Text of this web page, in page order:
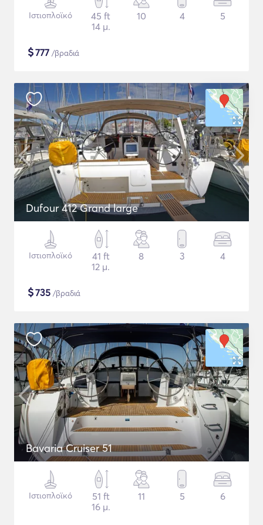
Ιστιοπλοϊκό
45 ft
14 μ.
10 4 5
$777 /βραδιά
Dufour 412 Grand large
Ιστιοπλοϊκό
41 ft
12 μ.
8 3 4
$735 /βραδιά
Bavaria Cruiser 51
Ιστιοπλοϊκό
51 ft
16 μ.
11 5 6